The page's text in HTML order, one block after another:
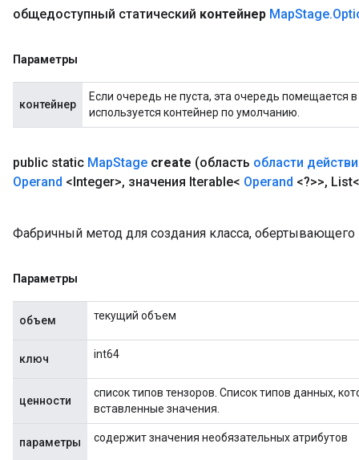
общедоступный статический контейнер MapStage.
Параметры
контейнер
Если очередь не пуста, эта очередь помещается
используется контейнер по умолчанию.
public static MapStage create (область области
Operand <Integer>, значения Iterable< Operand <?>>,
Фабричный метод для создания класса,
Параметры
объем текущий объем
ключ int64
ценности
список типов тензоров. Список типов данных,
вставленные значения.
параметры содержит значения необязательных атрибутов